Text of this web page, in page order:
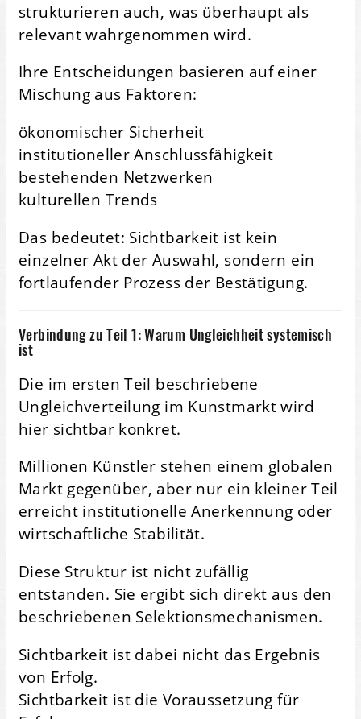
strukturieren auch, was überhaupt als
relevant wahrgenommen wird.
Ihre Entscheidungen basieren auf einer
Mischung aus Faktoren:
ökonomischer Sicherheit
institutioneller Anschlussfähigkeit
bestehenden Netzwerken
kulturellen Trends
Das bedeutet: Sichtbarkeit ist kein
einzelner Akt der Auswahl, sondern ein
fortlaufender Prozess der Bestätigung.
Verbindung zu Teil 1: Warum Ungleichheit systemisch
ist
Die im ersten Teil beschriebene
Ungleichverteilung im Kunstmarkt wird
hier sichtbar konkret.
Millionen Künstler stehen einem globalen
Markt gegenüber, aber nur ein kleiner Teil
erreicht institutionelle Anerkennung oder
wirtschaftliche Stabilität.
Diese Struktur ist nicht zufällig
entstanden. Sie ergibt sich direkt aus den
beschriebenen Selektionsmechanismen.
Sichtbarkeit ist dabei nicht das Ergebnis
von Erfolg.
Sichtbarkeit ist die Voraussetzung für